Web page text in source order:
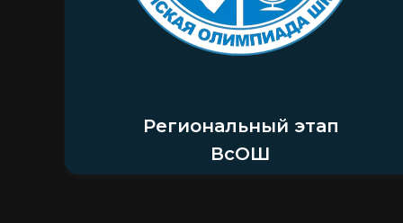
Региональный этап
ВсОШ